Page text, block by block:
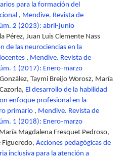
para la formación del
, Mendive. Revista de
2 (2023): abril-junio
Pérez, Juan Luis Clemente Nass
de las neurociencias en la
, Mendive. Revista de
1 (2017): Enero-marzo
Taymi Breijo Worosz, María
El desarrollo de la habilidad
enfoque profesional en la
primario , Mendive. Revista de
1 (2018): Enero-marzo
Magdalena Fresquet Pedroso,
Figueredo, Acciones pedagógicas de
inclusiva para la atención a